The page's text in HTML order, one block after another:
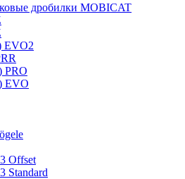
дробилки MOBICAT
EVO2
PRO
EVO
Offset
Standard